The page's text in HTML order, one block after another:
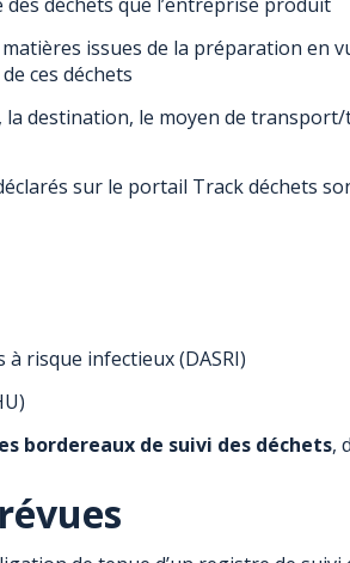
issues de la préparation en
ces déchets
la destination, le moyen de
sur le portail Track déchets
à risque infectieux (DASRI)
bordereaux de suivi des déchets,